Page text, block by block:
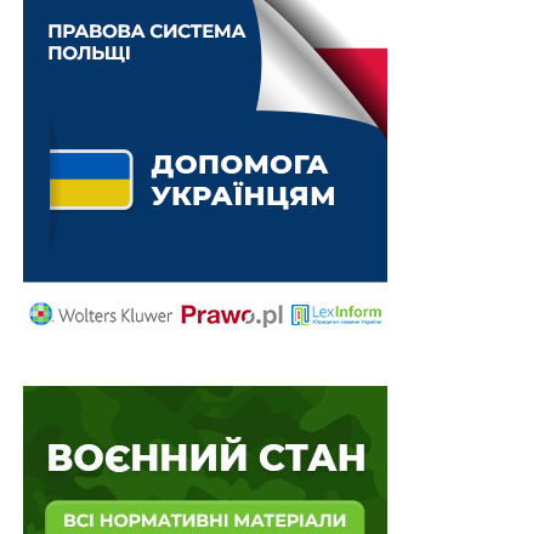
залежало від волі особи те, який розмір речовини
опиниться в її володінні, та розфасування речовини.
Для дотримання стандарту доведення поза розумним
сумнівом недостатньо, щоб версія обвинувачення
була лише більш вірогідною за версію захисту.
Законодавець вимагає, щоб будь-який обґрунтований
підставі допустимих доказів, і єдина версія, якою
розумна і безстороння людина може пояснити всю
викладена у постановах Верховного Суду від 4 липня
2018 р. у справі № 688/788/15-к, від 8 жовтня 2019 р.
у справі№ 195/1563/16-к, від 21січня 2020 р. у справі
№ 754/17019/17,від 16 вересня 2020 р. у справі